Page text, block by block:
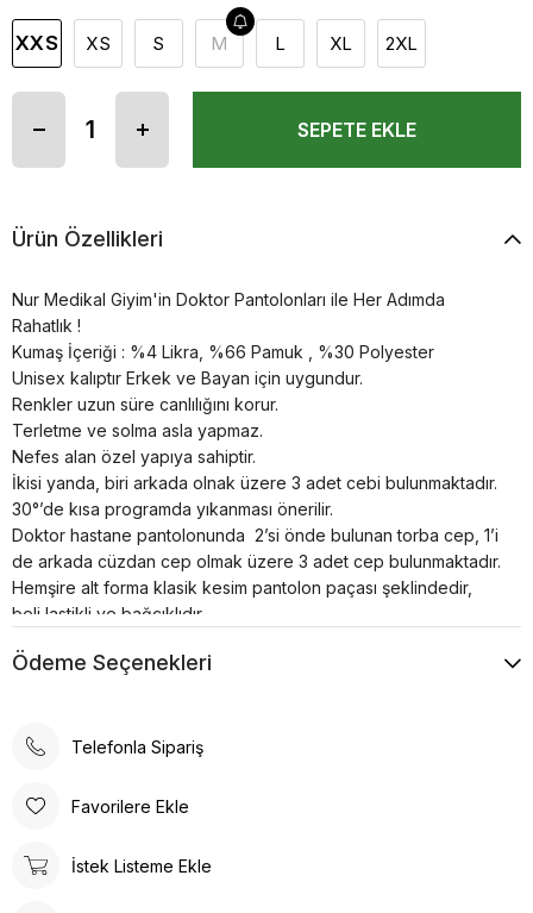
XXS XS S M L XL 2XL
Ürün Özellikleri
Nur Medikal Giyim'in Doktor Pantolonları ile Her Adımda
Rahatlık !
Kumaş İçeriği : %4 Likra, %66 Pamuk , %30 Polyester
Unisex kalıptır Erkek ve Bayan için uygundur.
Renkler uzun süre canlılığını korur.
Terletme ve solma asla yapmaz.
Nefes alan özel yapıya sahiptir.
İkisi yanda, biri arkada olnak üzere 3 adet cebi bulunmaktadır.
30°’de kısa programda yıkanması önerilir.
Doktor hastane pantolonunda 2’si önde bulunan torba cep, 1’i
de arkada cüzdan cep olmak üzere 3 adet cep bulunmaktadır.
Hemşire alt forma klasik kesim pantolon paçası şeklindedir,
beli lastikli ve bağcıklıdır.
Ödeme Seçenekleri
Telefonla Sipariş
Favorilere Ekle
İstek Listeme Ekle